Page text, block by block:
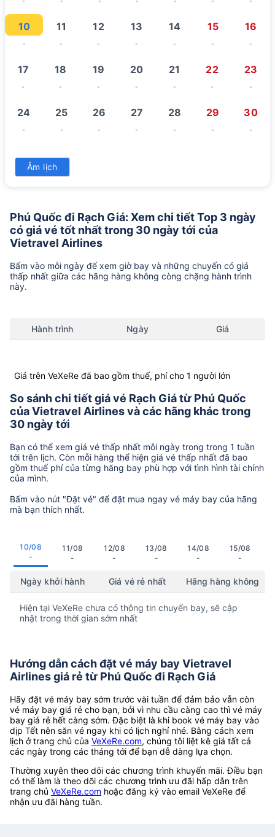
10
-
11
-
12
-
13
-
14
-
15
-
16
-
17
-
18
-
19
-
20
-
21
-
22
-
23
-
24
-
25
-
26
-
27
-
28
-
29
-
30
-
31
Âm lịch
Phú Quốc đi Rạch Giá: Xem chi tiết Top 3 ngày
có giá vé tốt nhất trong 30 ngày tới của
Vietravel Airlines
Bấm vào mỗi ngày để xem giờ bay và những chuyến có giá
thấp nhất giữa các hãng hàng không còng chặng hành trình
này.
Hành trình Ngày Giá
Giá trên VeXeRe đã bao gồm thuế, phí cho 1 người lớn
So sánh chi tiết giá vé Rạch Giá từ Phú Quốc
của Vietravel Airlines và các hãng khác trong
30 ngày tới
Bạn có thể xem giá vé thấp nhất mỗi ngày trong trong 1 tuần
tới trên lịch. Còn mỗi hàng thể hiện giá vé thấp nhất đã bao
gồm thuế phí của từng hãng bay phù hợp với tình hình tài chính
của mình.
Bấm vào nút "Đặt vé" để đặt mua ngay vé máy bay của hãng
mà bạn thích nhất.
10/08
-
11/08
-
12/08
-
13/08
-
14/08
-
15/08
-
Ngày khởi hành Giá vé rẻ nhất Hãng hàng không
Hiện tại VeXeRe chưa có thông tin chuyến bay, sẽ cập
nhật trong thời gian sớm nhất
Hướng dẫn cách đặt vé máy bay Vietravel
Airlines giá rẻ từ Phú Quốc đi Rạch Giá
Hãy đặt vé máy bay sớm trước vài tuần để đảm bảo vẫn còn
vé máy bay giá rẻ cho bạn, bởi vì nhu cầu càng cao thì vé máy
bay giá rẻ hết càng sớm. Đặc biệt là khi book vé máy bay vào
dịp Tết nên săn vé ngay khi có lịch nghỉ nhé. Bằng cách xem
lịch ở trang chủ của VeXeRe.com, chúng tôi liệt kê giá tất cả
các ngày trong các tháng tới để bạn dễ dàng lựa chọn.
Thường xuyên theo dõi các chương trình khuyến mãi. Điều bạn
có thể làm là theo dõi các chương trình ưu đãi hấp dẫn trên
trang chủ VeXeRe.com hoặc đăng ký vào email VeXeRe để
nhận ưu đãi hàng tuần.